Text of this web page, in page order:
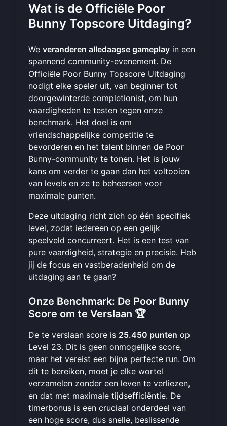
Wat is de Officiële Poor
Bunny Topscore Uitdaging?
We veranderen alledaagse gameplay in een
spannend community-evenement. De
Officiële Poor Bunny Topscore Uitdaging
nodigt elke speler uit, van beginner tot
doorgewinterde completionist, om hun
vaardigheden te testen tegen onze
benchmark. Het doel is om
vriendschappelijke competitie te
bevorderen en het talent binnen de Poor
Bunny-community te tonen. Het is jouw
kans om verder te gaan dan het voltooien
van levels en ze te beheersen voor
maximale punten.
Deze uitdaging richt zich op één specifiek
level, zodat iedereen op een gelijk
speelveld concurreert. Het is een test van
pure vaardigheid, strategie en precisie. Heb
jij de focus en vastberadenheid om de
uitdaging aan te gaan?
Onze Benchmark: De Poor Bunny
Score om te Verslaan 🏆
De te verslaan score is 25.450 punten op
Level 23. Dit is geen onmogelijke score,
maar het vereist een bijna perfecte run. Om
dit te bereiken, moet je elke wortel
verzamelen zonder een leven te verliezen,
en dat met maximale tijdsefficiëntie. De
timerbonus is een cruciaal onderdeel van
een hoge score, dus snelle, beslissende